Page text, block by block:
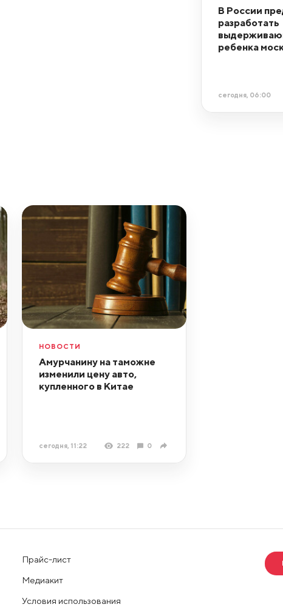
В России
разработать
ребенка
сегодня, 06:00
НОВОСТИ
Амурчанину на таможне
изменили цену авто,
купленного в Китае
сегодня, 11:22 222 0
Прайс-лист
Медиакит
Условия использования